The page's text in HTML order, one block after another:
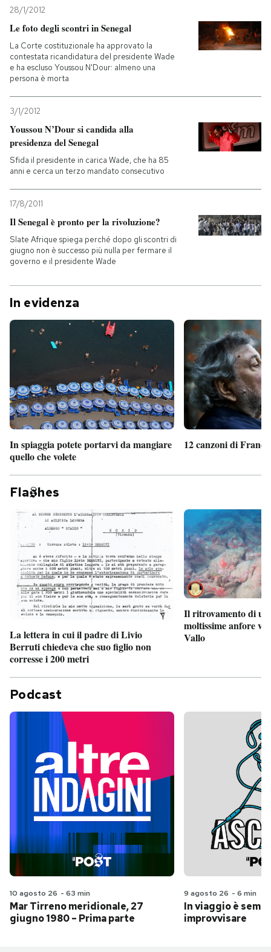
28/1/2012
Le foto degli scontri in Senegal
La Corte costituzionale ha approvato la
contestata ricandidatura del presidente Wade
e ha escluso Youssou N'Dour: almeno una
persona è morta
3/1/2012
Youssou N’Dour si candida alla
presidenza del Senegal
Sfida il presidente in carica Wade, che ha 85
anni e cerca un terzo mandato consecutivo
17/8/2011
Il Senegal è pronto per la rivoluzione?
Slate Afrique spiega perché dopo gli scontri di
giugno non è successo più nulla per fermare il
governo e il presidente Wade
In evidenza
In spiaggia potete portarvi da mangiare
quello che volete
12 canzoni di
Fla hes
La lettera in cui il padre di Livio
Berruti chiedeva che suo figlio non
corresse i 200 metri
Il ritrovamento di
moltissime anfore
Vallo
Podcast
10 agosto 26 - 63 min
Mar Tirreno meridionale, 27
giugno 1980 – Prima parte
9 agosto 26 - 6 min
In viaggio è
improvvisare